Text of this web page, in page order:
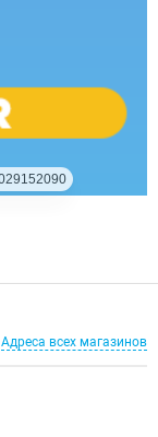
Адреса всех магазинов